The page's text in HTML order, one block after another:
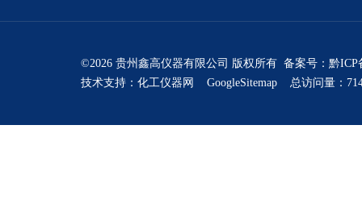
©2026 贵州鑫高仪器有限公司 版权所有 备案号： 黔ICP
技术支持： 化工仪器网 GoogleSitemap 总访问量：